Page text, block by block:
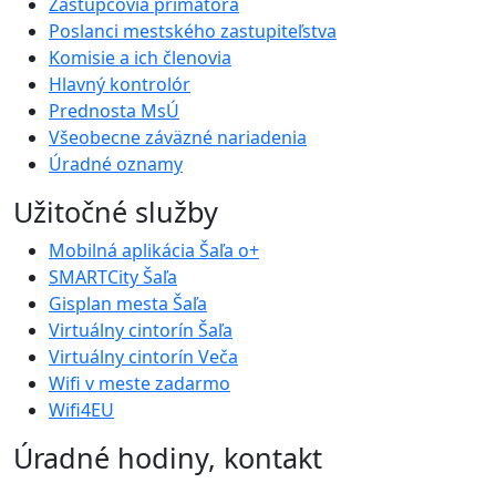
Zástupcovia primátora
Poslanci mestského zastupiteľstva
Komisie a ich členovia
Hlavný kontrolór
Prednosta MsÚ
Všeobecne záväzné nariadenia
Úradné oznamy
Užitočné služby
Mobilná aplikácia Šaľa o+
SMARTCity Šaľa
Gisplan mesta Šaľa
Virtuálny cintorín Šaľa
Virtuálny cintorín Veča
Wifi v meste zadarmo
Wifi4EU
Úradné hodiny, kontakt